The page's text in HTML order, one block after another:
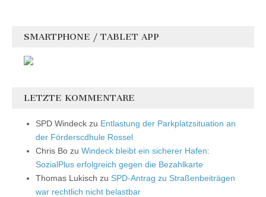
SMARTPHONE / TABLET APP
LETZTE KOMMENTARE
SPD Windeck zu Entlastung der Parkplatzsituation an
der Förderscdhule Rossel
Chris Bo zu Windeck bleibt ein sicherer Hafen:
SozialPlus erfolgreich gegen die Bezahlkarte
Thomas Lukisch zu SPD-Antrag zu Straßenbeiträgen
war rechtlich nicht belastbar